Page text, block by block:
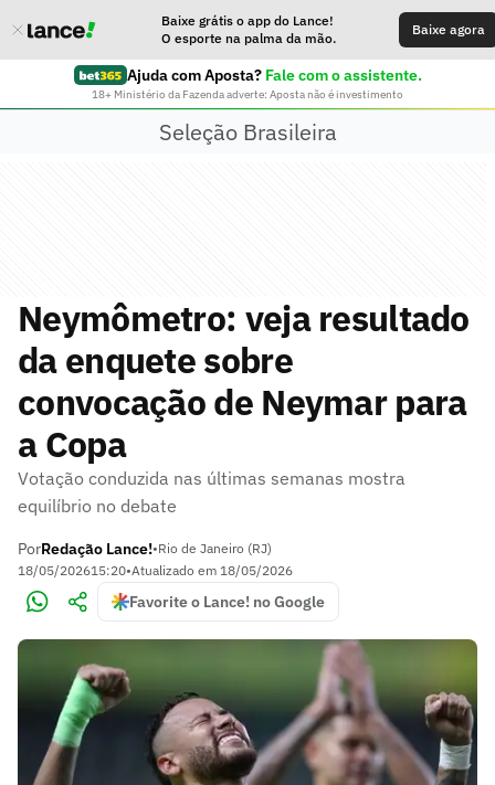
Baixe grátis o app do Lance!
O esporte na palma da mão.
Baixe agora
Ajuda com Aposta? Fale com o assistente.
18+ Ministério da Fazenda adverte: Aposta não é investimento
Seleção Brasileira
Neymômetro: veja resultado
da enquete sobre
convocação de Neymar para
a Copa
Votação conduzida nas últimas semanas mostra
equilíbrio no debate
PorRedação Lance!•Rio de Janeiro (RJ)
18/05/202615:20•Atualizado em 18/05/2026
Favorite o Lance! no Google